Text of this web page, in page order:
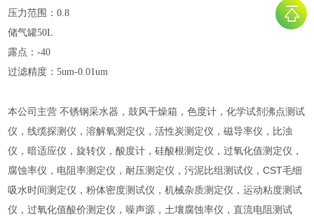
压力范围：0.8
储气罐50L
露点：-40
过滤精度：5um-0.01um
本公司主营 不锈钢采水器，鼓风干燥箱，色度计，化学试剂沸点测试
仪，线缆探测仪，溶解氧测定仪，活性炭测定仪，磁导率仪，比浊
仪，暗适应仪，旋转仪，酸度计，硅酸根测定仪，过氧化值测定仪，
腐蚀率仪，电阻率测定仪，耐压测定仪，污泥比组测试仪，CST毛细
吸水时间测定仪，粉体密度测试仪，机械杂质测定仪，运动粘度测试
仪，过氧化值酸价测定仪，噪声源，土壤腐蚀率仪，直流电阻测试